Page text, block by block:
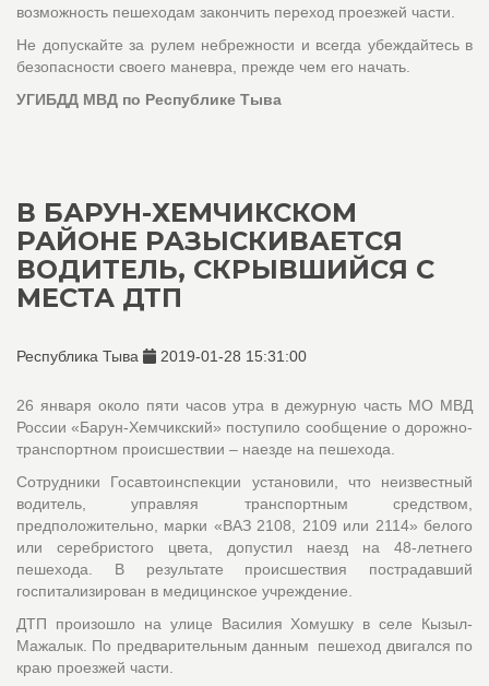
возможность пешеходам закончить переход проезжей части.
Не допускайте за рулем небрежности и всегда убеждайтесь в
безопасности своего маневра, прежде чем его начать.
УГИБДД МВД по Республике Тыва
В БАРУН-ХЕМЧИКСКОМ
РАЙОНЕ РАЗЫСКИВАЕТСЯ
ВОДИТЕЛЬ, СКРЫВШИЙСЯ С
МЕСТА ДТП
Республика Тыва 2019-01-28 15:31:00
26 января около пяти часов утра в дежурную часть МО МВД
России «Барун-Хемчикский» поступило сообщение о дорожно-
транспортном происшествии – наезде на пешехода.
Сотрудники Госавтоинспекции установили, что неизвестный
водитель, управляя транспортным средством,
предположительно, марки «ВАЗ 2108, 2109 или 2114» белого
или серебристого цвета, допустил наезд на 48-летнего
пешехода. В результате происшествия пострадавший
госпитализирован в медицинское учреждение.
ДТП произошло на улице Василия Хомушку в селе Кызыл-
Мажалык. По предварительным данным пешеход двигался по
краю проезжей части.